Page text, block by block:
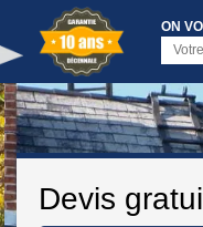
ON
Devis